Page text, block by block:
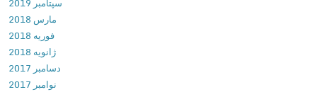
ن
ل
و
د
ب
ر
مارس 2018
فوریه 2018
ژانویه 2018
دسامبر 2017
نوامبر 2017